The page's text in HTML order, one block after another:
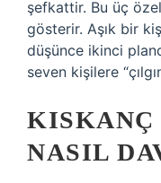
şefkattir. Bu üç
gösterir. Aşık bir
düşünce ikinci
seven kişilere
KISKANÇ
NASIL